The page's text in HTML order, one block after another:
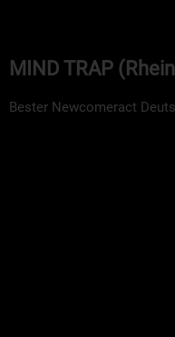
MIND TRAP
Bester Newcomeract